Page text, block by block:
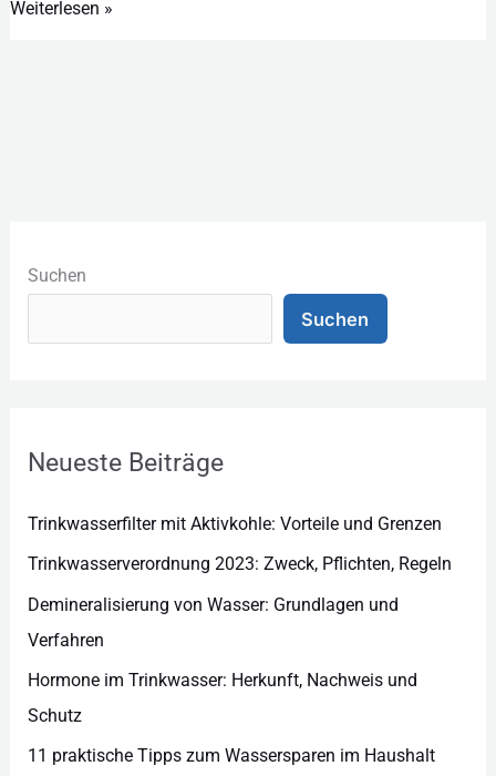
Weiterlesen »
Suchen
Suchen
Neueste Beiträge
Trinkwasserfilter mit Aktivkohle: Vorteile und Grenzen
Trinkwasserverordnung 2023: Zweck, Pflichten, Regeln
Demineralisierung von Wasser: Grundlagen und
Verfahren
Hormone im Trinkwasser: Herkunft, Nachweis und
Schutz
11 praktische Tipps zum Wassersparen im Haushalt
a
e
r
e
n